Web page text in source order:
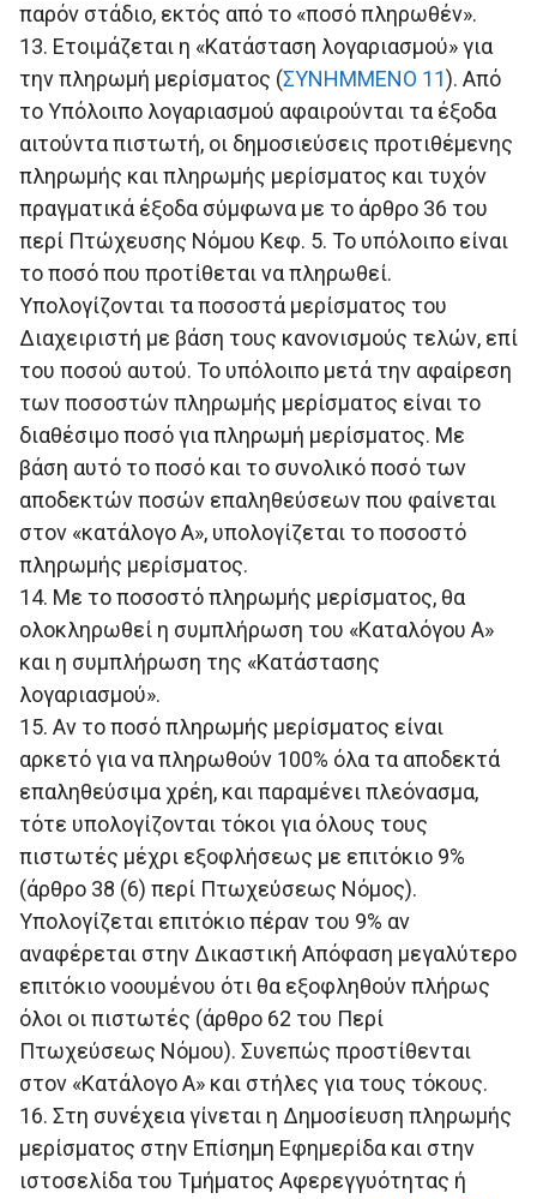
παρόν στάδιο, εκτός από το «ποσό πληρωθέν».
13. Ετοιμάζεται η «Κατάσταση λογαριασμού» για
την πληρωμή μερίσματος (ΣΥΝΗΜΜΕΝΟ 11). Από
το Υπόλοιπο λογαριασμού αφαιρούνται τα έξοδα
αιτούντα πιστωτή, οι δημοσιεύσεις προτιθέμενης
πληρωμής και πληρωμής μερίσματος και τυχόν
πραγματικά έξοδα σύμφωνα με το άρθρο 36 του
περί Πτώχευσης Νόμου Κεφ. 5. Το υπόλοιπο είναι
το ποσό που προτίθεται να πληρωθεί.
Υπολογίζονται τα ποσοστά μερίσματος του
Διαχειριστή με βάση τους κανονισμούς τελών, επί
του ποσού αυτού. Το υπόλοιπο μετά την αφαίρεση
των ποσοστών πληρωμής μερίσματος είναι το
διαθέσιμο ποσό για πληρωμή μερίσματος. Με
βάση αυτό το ποσό και το συνολικό ποσό των
αποδεκτών ποσών επαληθεύσεων που φαίνεται
στον «κατάλογο Α», υπολογίζεται το ποσοστό
πληρωμής μερίσματος.
14. Με το ποσοστό πληρωμής μερίσματος, θα
ολοκληρωθεί η συμπλήρωση του «Καταλόγου Α»
και η συμπλήρωση της «Κατάστασης
λογαριασμού».
15. Αν το ποσό πληρωμής μερίσματος είναι
αρκετό για να πληρωθούν 100% όλα τα αποδεκτά
επαληθεύσιμα χρέη, και παραμένει πλεόνασμα,
τότε υπολογίζονται τόκοι για όλους τους
πιστωτές μέχρι εξοφλήσεως με επιτόκιο 9%
(άρθρο 38 (6) περί Πτωχεύσεως Νόμος).
Υπολογίζεται επιτόκιο πέραν του 9% αν
αναφέρεται στην Δικαστική Απόφαση μεγαλύτερο
επιτόκιο νοουμένου ότι θα εξοφληθούν πλήρως
όλοι οι πιστωτές (άρθρο 62 του Περί
Πτωχεύσεως Νόμου). Συνεπώς προστίθενται
στον «Κατάλογο Α» και στήλες για τους τόκους.
16. Στη συνέχεια γίνεται η Δημοσίευση πληρωμής
μερίσματος στην Επίσημη Εφημερίδα και στην
ιστοσελίδα του Τμήματος Αφερεγγυότητας ή